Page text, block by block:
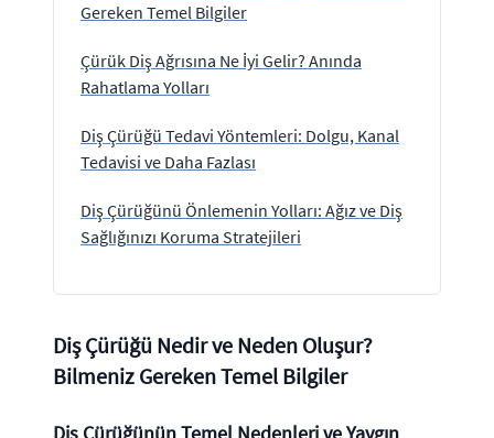
Gereken Temel Bilgiler
Çürük Diş Ağrısına Ne İyi Gelir? Anında
Rahatlama Yolları
Diş Çürüğü Tedavi Yöntemleri: Dolgu, Kanal
Tedavisi ve Daha Fazlası
Diş Çürüğünü Önlemenin Yolları: Ağız ve Diş
Sağlığınızı Koruma Stratejileri
Diş Çürüğü Nedir ve Neden Oluşur?
Bilmeniz Gereken Temel Bilgiler